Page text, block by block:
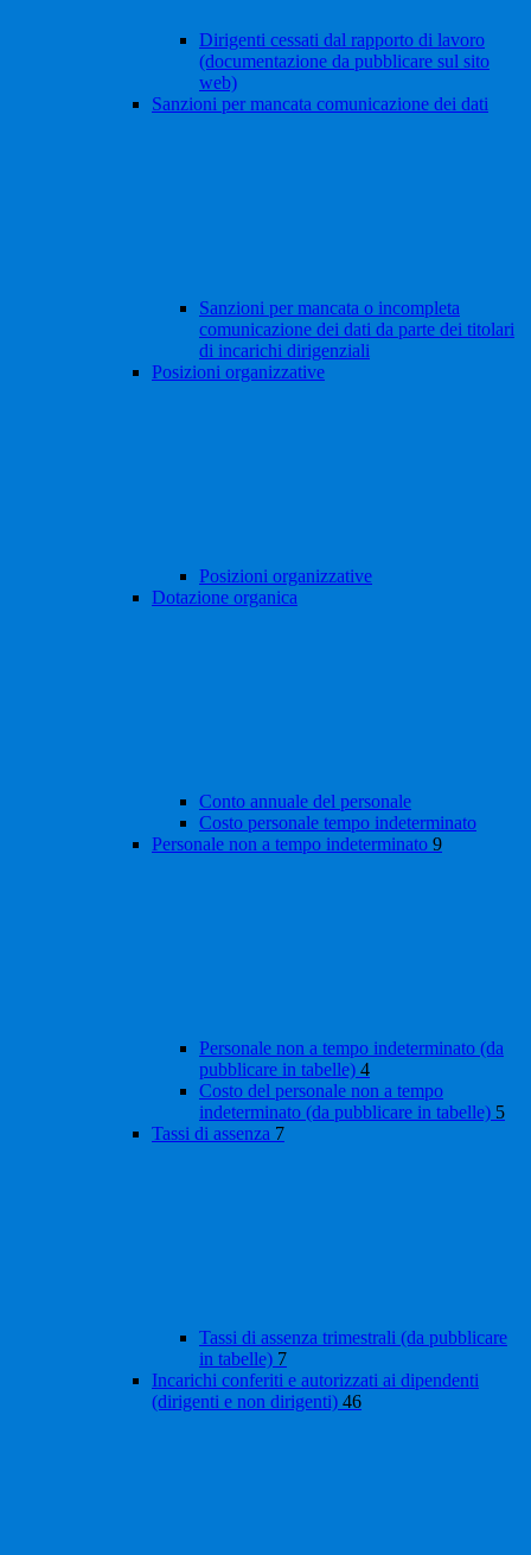
Dirigenti cessati dal rapporto di lavoro
(documentazione da pubblicare sul sito
web)
Sanzioni per mancata comunicazione dei dati
Sanzioni per mancata o incompleta
comunicazione dei dati da parte dei titolari
di incarichi dirigenziali
Posizioni organizzative
Posizioni organizzative
Dotazione organica
Conto annuale del personale
Costo personale tempo indeterminato
Personale non a tempo indeterminato 9
Personale non a tempo indeterminato (da
pubblicare in tabelle) 4
Costo del personale non a tempo
indeterminato (da pubblicare in tabelle) 5
Tassi di assenza 7
Tassi di assenza trimestrali (da pubblicare
in tabelle) 7
Incarichi conferiti e autorizzati ai dipendenti
(dirigenti e non dirigenti) 46